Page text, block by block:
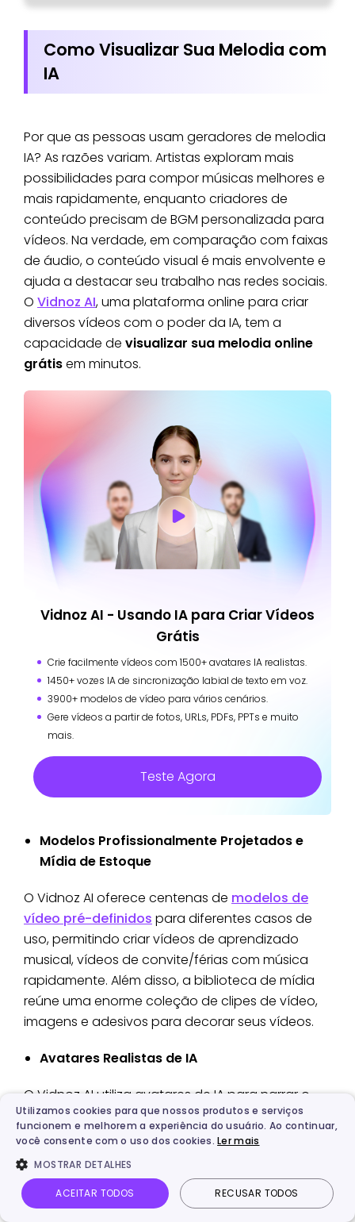
Como Visualizar Sua Melodia com
IA
Por que as pessoas usam geradores de melodia
IA? As razões variam. Artistas exploram mais
possibilidades para compor músicas melhores e
mais rapidamente, enquanto criadores de
conteúdo precisam de BGM personalizada para
vídeos. Na verdade, em comparação com faixas
de áudio, o conteúdo visual é mais envolvente e
ajuda a destacar seu trabalho nas redes sociais.
O Vidnoz AI, uma plataforma online para criar
diversos vídeos com o poder da IA, tem a
capacidade de visualizar sua melodia online
grátisem minutos.
Vidnoz AI - Usando IA para Criar Vídeos
Grátis
Crie facilmente vídeos com 1500+ avatares IA realistas.
1450+ vozes IA de sincronização labial de texto em voz.
3900+ modelos de vídeo para vários cenários.
Gere vídeos a partir de fotos, URLs, PDFs, PPTs e muito
mais.
Teste Agora
Modelos Profissionalmente Projetados e
Mídia de Estoque
O Vidnoz AI oferece centenas de modelos de
vídeo pré-definidos para diferentes casos de
uso, permitindo criar vídeos de aprendizado
musical, vídeos de convite/férias com música
rapidamente. Além disso, a biblioteca de mídia
reúne uma enorme coleção de clipes de vídeo,
imagens e adesivos para decorar seus vídeos.
Avatares Realistas de IA
O Vidnoz AI utiliza avatares de IA para narrar o
conteúdo do vídeo. Explore avatares realistas de
diferentes idades, profissões, países ou use
avatares de personagens de filmes/animes,
como preferir. Você também pode fazer upload
do seu próprio avatar IA para criar vídeos de lip-
Utilizamos cookies para que nossos produtos e serviços
funcionem e melhorem a experiência do usuário. Ao continuar,
você consente com o uso dos cookies.Ler mais
MOSTRAR DETALHES
ACEITAR TODOS RECUSAR TODOS